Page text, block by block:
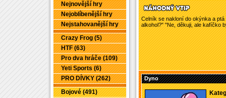
Nejnovější hry
Nejoblíbenější hry
Nejstahovanější hry
Crazy Frog (5)
HTF (63)
Pro dva hráče (109)
Yeti Sports (6)
PRO DÍVKY (262)
Bojové (491)
Celník se nakloní do okýnka a ptá
alkohol?" "Ne, děkuji, ale kafíčko
Dyno